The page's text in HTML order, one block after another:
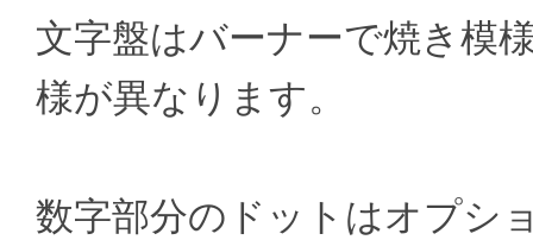
文字盤はバーナーで焼き模
様が異なります。
数字部分のドットはオプシ